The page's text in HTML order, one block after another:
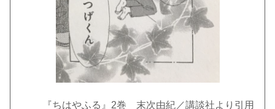
『ちはやふる』2巻 末次由紀／講談社より引用